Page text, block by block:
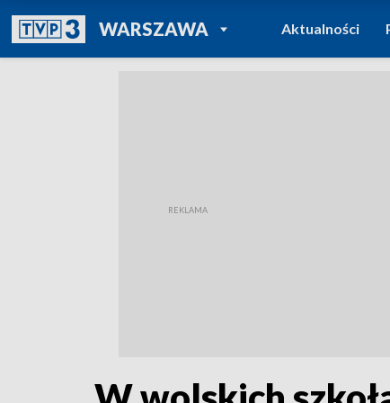
WARSZAWAPOWRÓT DO
TVP REGIONY
Aktualności